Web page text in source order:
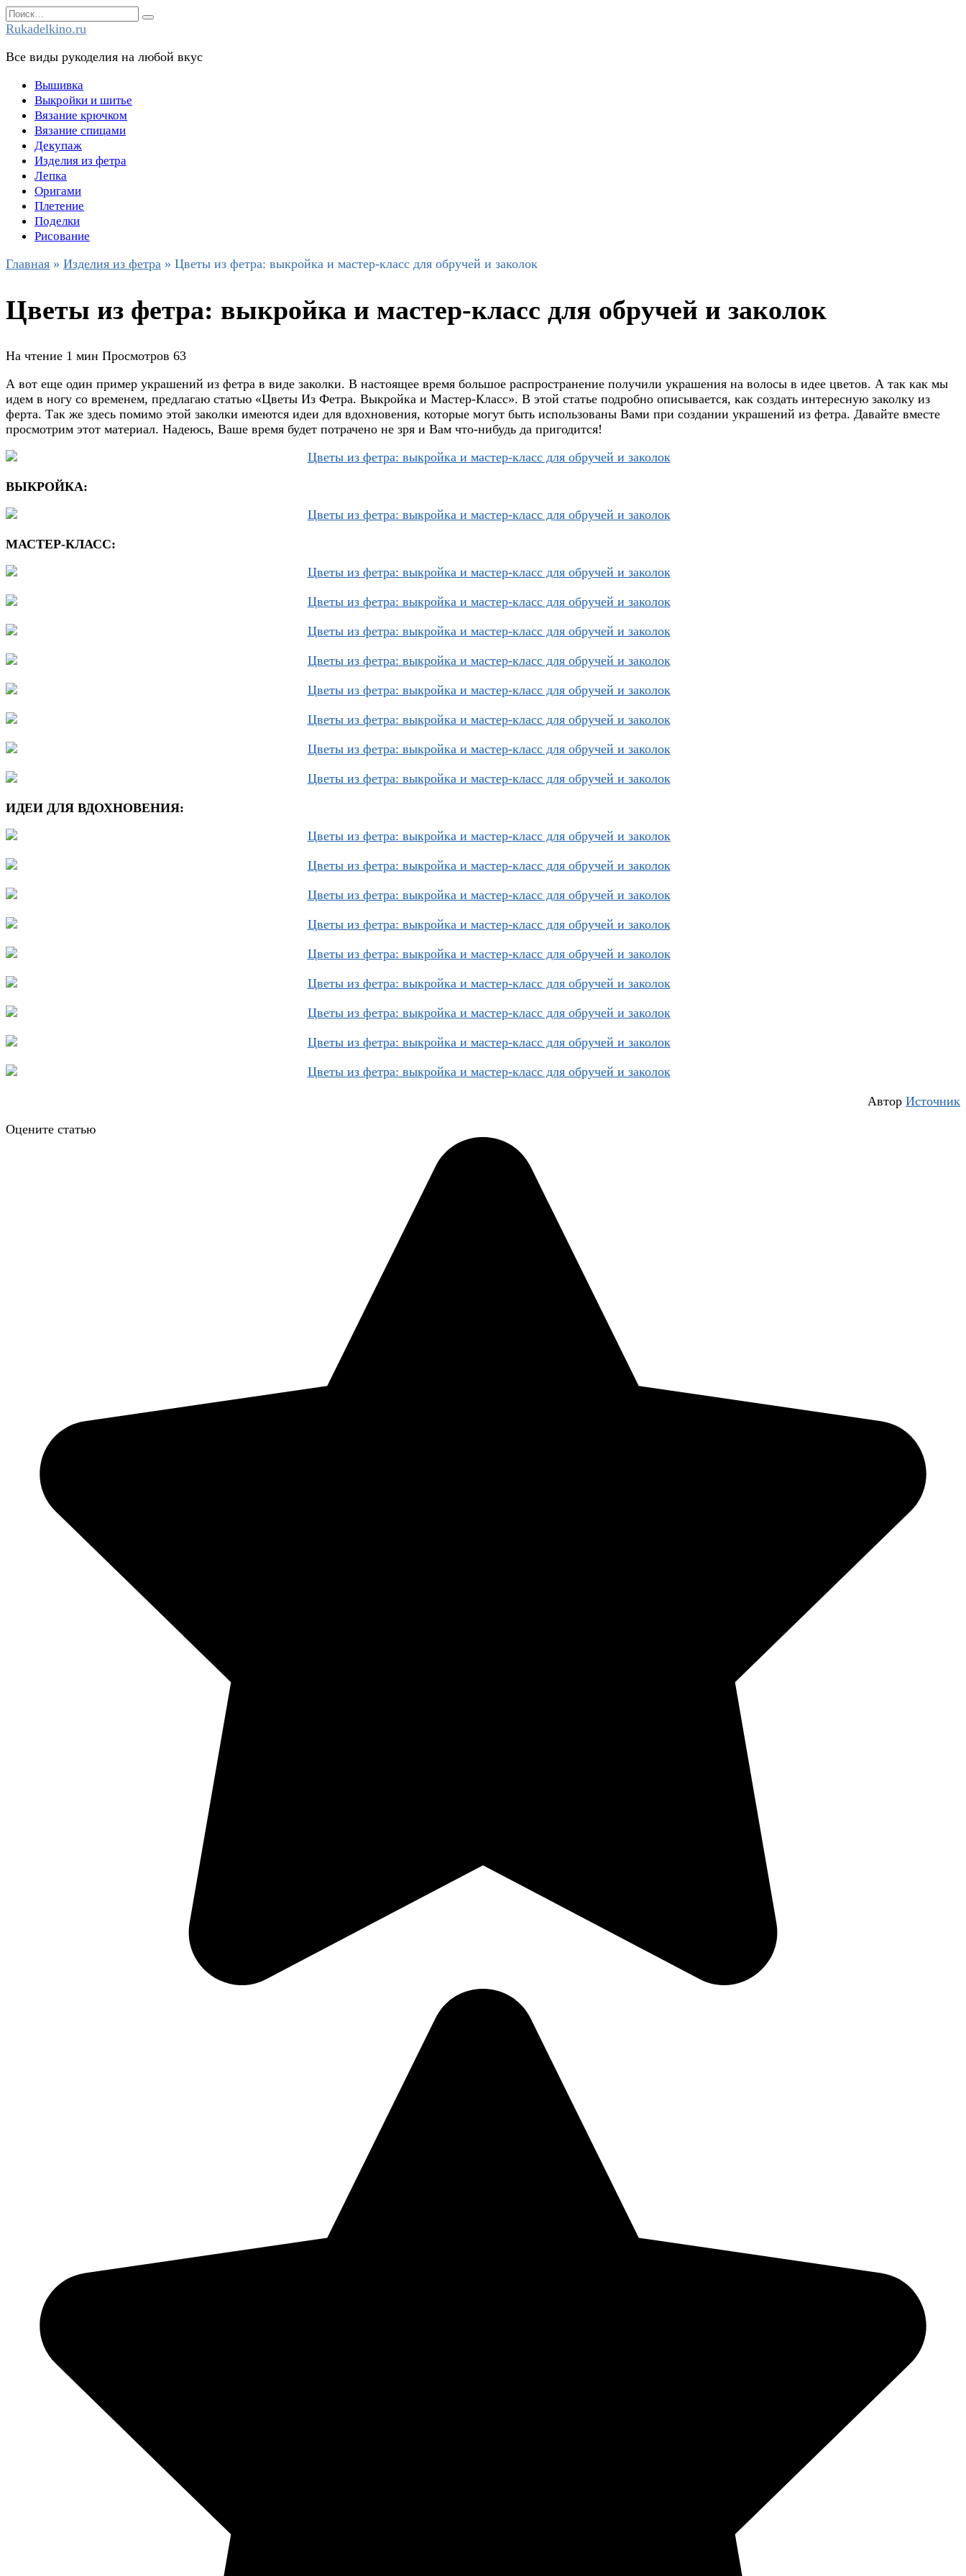
Перейти
к
Search
for:
Rukadelkino.ru
Все виды рукоделия на любой вкус
Вышивка
Выкройки и шитье
Вязание крючком
Вязание спицами
Декупаж
Изделия из фетра
Лепка
Оригами
Плетение
Поделки
Рисование
Главная » Изделия из фетра » Цветы из фетра: выкройка и мастер-класс для обручей и заколок
Цветы из фетра: выкройка и мастер-класс для обручей и заколок
На чтение 1 мин Просмотров 63
А вот еще один пример украшений из фетра в виде заколки. В настоящее время большое распространение получили украшения на волосы в идее цветов. А так как мы
идем в ногу со временем, предлагаю статью «Цветы Из Фетра. Выкройка и Мастер-Класс». В этой статье подробно описывается, как создать интересную заколку из
ферта. Так же здесь помимо этой заколки имеются идеи для вдохновения, которые могут быть использованы Вами при создании украшений из фетра. Давайте вместе
просмотрим этот материал. Надеюсь, Ваше время будет потрачено не зря и Вам что-нибудь да пригодится!
ВЫКРОЙКА:
МАСТЕР-КЛАСС:
ИДЕИ ДЛЯ ВДОХНОВЕНИЯ:
Автор Источник
Оцените статью